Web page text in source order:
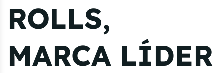
ROLLS,
MARCA LÍDER